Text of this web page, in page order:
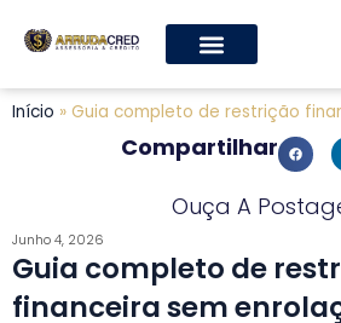
Início » Guia completo de restrição
Compartilhar
Ouça A
Junho 4, 2026
Guia completo de
financeira sem